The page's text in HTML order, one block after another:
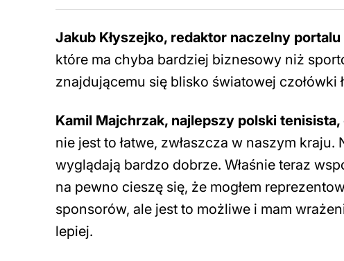
Jakub Kłyszejko, redaktor naczelny
które ma chyba bardziej biznesowy niż
znajdującemu się blisko światowej czołówki
Kamil Majchrzak, najlepszy polski
nie jest to łatwe, zwłaszcza w naszym
wyglądają bardzo dobrze. Właśnie teraz
na pewno cieszę się, że mogłem
sponsorów, ale jest to możliwe i mam
lepiej.